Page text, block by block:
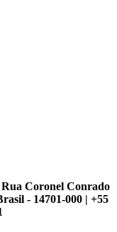
Coronel Conrado
- 14701-000 | +55